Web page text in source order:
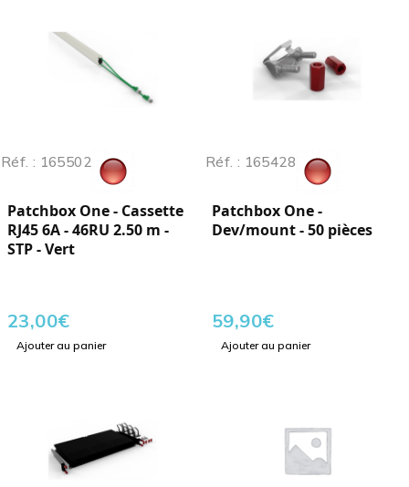
Réf. : 165502
Patchbox One - Cassette
RJ45 6A - 46RU 2.50 m -
STP - Vert
23,00€
Ajouter au panier
Réf. : 165428
Patchbox One -
Dev/mount - 50 pièces
59,90€
Ajouter au panier